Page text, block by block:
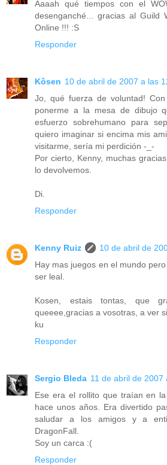
Aaaah qué tiempos con el
desenganché... gracias al Guild
Online !!! :S
Responder
Kôsen 10 de abril de 2007 a las
Jo, qué fuerza de voluntad!
ponerme a la mesa de dibujo
esfuerzo sobrehumano para
quiero imaginar si encima mis
visitarme, sería mi perdición -_-
Por cierto, Kenny, muchas
lo devolvemos.
Di.
Responder
Kenny Ruiz
10 de abril de
Hay mas juegos en el mundo
ser leal.
Kosen, estais tontas, que
queeee,gracias a vosotras, a ver
ku
Responder
Sergio Bleda 11 de abril de 2007
Ese era el rollito que traían en
hace unos años. Era divertido
saludar a los amigos y a
DragonFall.
Soy un carca :(
Responder